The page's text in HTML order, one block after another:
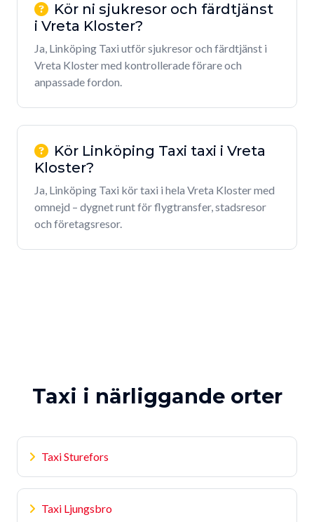
Kör ni sjukresor och färdtjänst
i Vreta Kloster?
Ja, Linköping Taxi utför sjukresor och färdtjänst i
Vreta Kloster med kontrollerade förare och
anpassade fordon.
Kör Linköping Taxi taxi i Vreta
Kloster?
Ja, Linköping Taxi kör taxi i hela Vreta Kloster med
omnejd – dygnet runt för flygtransfer, stadsresor
och företagsresor.
Taxi i närliggande orter
Taxi Sturefors
Taxi Ljungsbro